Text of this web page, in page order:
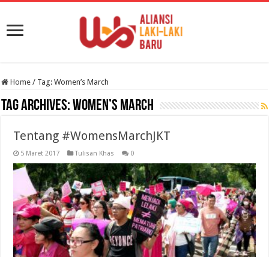
Home / Tag:Women’s March
Tag Archives:Women’s March
Tentang #WomensMarchJKT
5 Maret 2017 Tulisan Khas 0